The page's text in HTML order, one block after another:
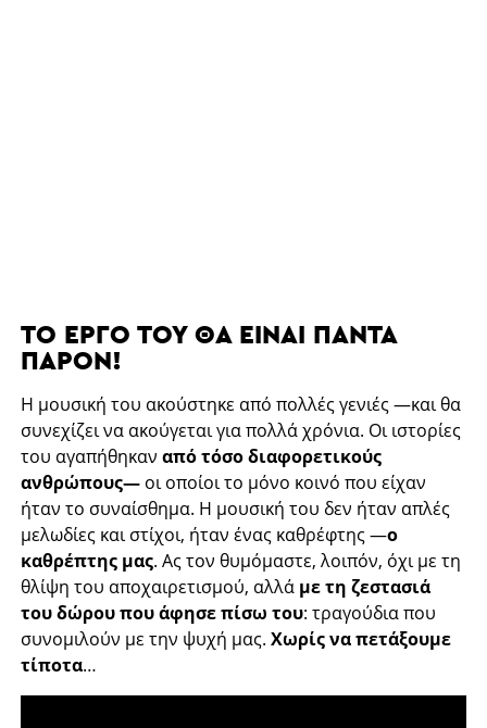
ΤΟ ΈΡΓΟ ΤΟΥ ΘΑ ΕΊΝΑΙ ΠΆΝΤΑ
ΠΑΡΌΝ!
Η μουσική του ακούστηκε από πολλές γενιές —και θα
συνεχίζει να ακούγεται για πολλά χρόνια. Οι ιστορίες
του αγαπήθηκαναπό τόσο διαφορετικούς
ανθρώπους— οι οποίοι το μόνο κοινό που είχαν
ήταν το συναίσθημα. Η μουσική του δεν ήταν απλές
μελωδίες και στίχοι, ήταν ένας καθρέφτης—ο
καθρέπτης μας. Ας τον θυμόμαστε, λοιπόν, όχι με τη
θλίψη του αποχαιρετισμού, αλλά με τη ζεστασιά
του δώρου που άφησε πίσω του: τραγούδια που
συνομιλούν με την ψυχή μας.Χωρίς να πετάξουμε
τίποτα…